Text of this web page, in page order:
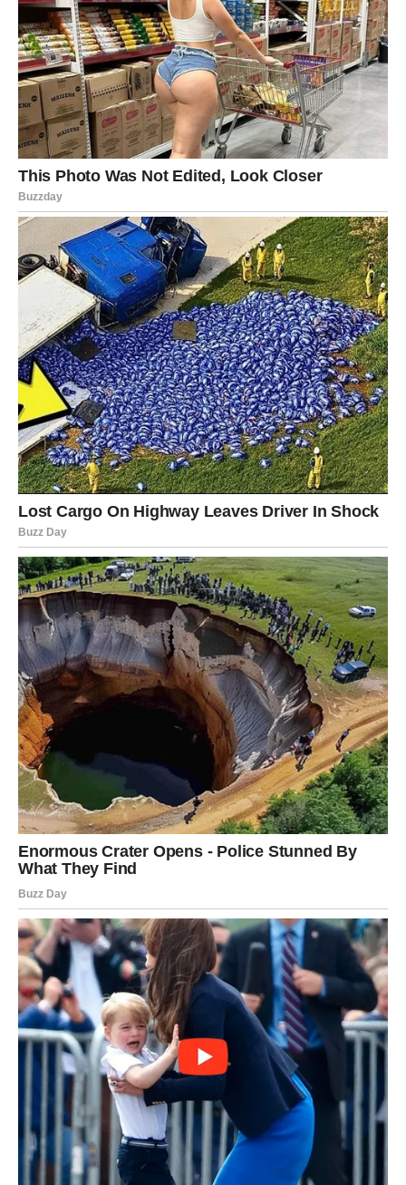
testiranju, koje je ponovo potvrdilo da je on Natalien otac. Erica
je, međutim, bila u potpunom šoku.Kako je moguće da njen
muž veruje u takve stvari? To su bila pitanja koja su se vrtela u
njenoj glavi.
Porodična Tajna i Njene Posljedice
Nakon svih ovih događaja, Erica je odlučila da se obrati svojoj
majci, nadajući se da će dobiti odgovore na svoja pitanja. Ono
što je otkrila za nju je bilo šokantno – njen pravi otac je bio
Afroamerikanac, a ne čovek kojeg je smatrala svojim ocem.
Ovo otkriće je donelo novu dimenziju u priču, objašnjavajući
Natalin izgled. Eric je konačno shvatio da je pogrešno sumnjao
u svoju suprugu, ali rana koju je naneo njihovom braku bila je
duboka. Njegova predrasuda i nepovjerenje su ostavili traga na
njihovom odnosu.Erica je bila rastrzana između ljubavi prema
Ericu i osećaja izdaje. Kako da izgrade novi temelj poverenja
nakon ovih otkrića?
Zaključak: Lekcije iz Bračnog Života
u svakom braku. Ericova sumnja nije bila zasnovana na
čvrstim dokazima, već na nesigurnosti i predrasudama. Tek
kada je istina izašla na videlo, mogao je da prihvati situaciju i
shvati svoje greške.Ipak, šteta koju je učinio ostavila je trajne
posledice na njihov odnos. Ovo iskustvo nas podseća koliko je
važno prevazići predrasude i otvoreno razgovarati o svojim
strahovima i sumnjama. U svetu gde su porodice različite i
složene, otvorenost i razumevanje su ključni za izgradnju
stabilnog i sretnog doma.Eric i Erica su prošli kroz teške
trenutke, ali njihova priča može poslužiti kao opomena svima
koji se suočavaju sa sličnim izazovima. U svakom braku,
istina i poverenje moraju biti temelj svakog odnosa.Njihova
borba je podsećanje da je komunikacija vitalna, a da su
predrasude i vlastite nesigurnosti najveći neprijatelji sreće u
braku. U današnjem svetu, gde se razlike često doživljavaju
kao prepreke, važno je naučiti da ih prihvatimo i razumemo, jer
svaka porodica nosi svoju jedinstvenu priču i izazove.
kraju, ljubav i poverenje ostaju jedini pravi vodiči kroz
komplikovanu mrežu međuljudskih odnosa.